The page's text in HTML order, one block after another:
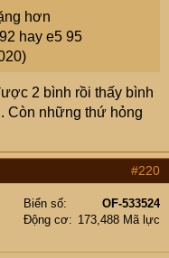
hơn
hay e5 95
2 bình rồi thấy bình
Còn những thứ hỏng
#220
Biển số
OF-533524
Động cơ
173,488 Mã lực